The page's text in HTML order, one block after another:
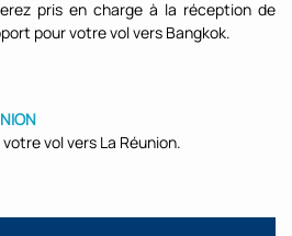
pris en charge à la réception de
pour votre vol vers Bangkok.
vol vers La Réunion.